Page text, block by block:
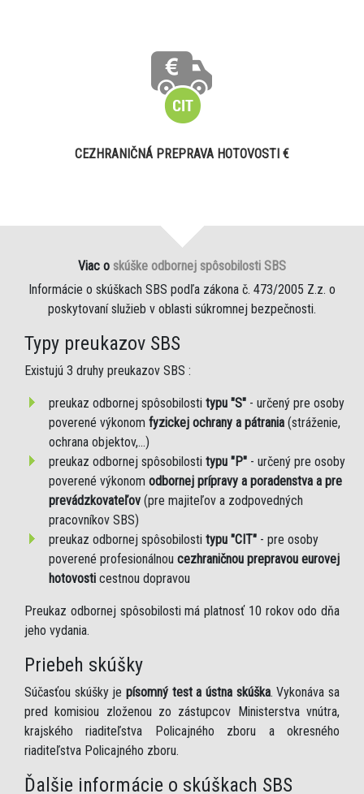
CEZHRANIČNÁ PREPRAVA HOTOVOSTI €
Viac o skúške odbornej spôsobilosti SBS
Informácie o skúškach SBS podľa zákona č. 473/2005 Z.z. o
poskytovaní služieb v oblasti súkromnej bezpečnosti.
Typy preukazov SBS
Existujú 3 druhy preukazov SBS :
preukaz odbornej spôsobilosti typu "S" - určený pre osoby
poverené výkonom fyzickej ochrany a pátrania (stráženie,
ochrana objektov,...)
preukaz odbornej spôsobilosti typu "P" - určený pre osoby
poverené výkonom odbornej prípravy a poradenstva a pre
prevádzkovateľov (pre majiteľov a zodpovedných
pracovníkov SBS)
preukaz odbornej spôsobilosti typu "CIT" - pre osoby
poverené profesionálnou cezhraničnou prepravou eurovej
hotovosti cestnou dopravou
Preukaz odbornej spôsobilosti má platnosť 10 rokov odo dňa
jeho vydania.
Priebeh skúšky
Súčasťou skúšky je písomný test a ústna skúška. Vykonáva sa
pred komisiou zloženou zo zástupcov Ministerstva vnútra,
krajského riaditeľstva Policajného zboru a okresného
riaditeľstva Policajného zboru.
Ďalšie informácie o skúškach SBS